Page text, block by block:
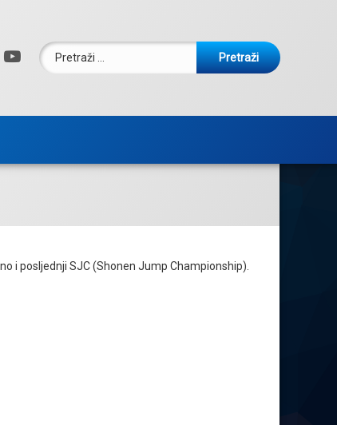
X.com
YouTube
Pretraži:
i posljednji SJC (Shonen Jump Championship).